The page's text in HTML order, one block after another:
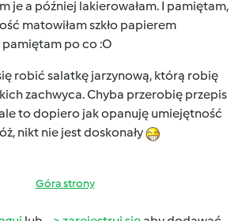
je a później lakierowałam. I pamiętam,
matowiłam szkło papierem
po co :O
robić salatkę jarzynową, którą robię
zachwyca. Chyba przerobię przepis
to dopiero jak opanuję umiejętność
nikt nie jest doskonały
Góra strony